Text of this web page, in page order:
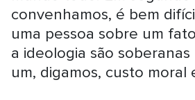
convenhamos, é bem
uma pessoa sobre um
a ideologia são
um, digamos, custo moral